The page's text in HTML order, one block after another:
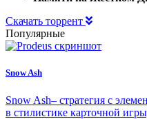
Скачать торрент
Популярные
Snow Ash
Snow Ash– стратегия с
в стилистике карточной